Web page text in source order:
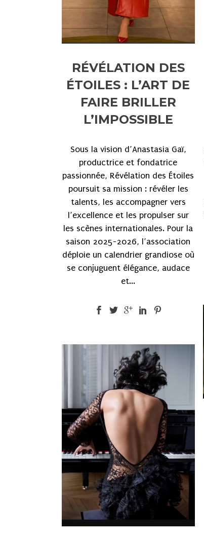
RÉVÉLATION DES
ÉTOILES : L’ART DE
FAIRE BRILLER
L’IMPOSSIBLE
Sous la vision d’Anastasia Gaï,
productrice et fondatrice
passionnée, Révélation des Étoiles
poursuit sa mission : révéler les
talents, les accompagner vers
l’excellence et les propulser sur
les scènes internationales. Pour la
saison 2025-2026, l’association
déploie un calendrier grandiose où
se conjuguent élégance, audace
et...